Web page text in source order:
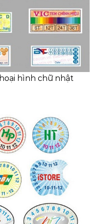
hình chữ nhật